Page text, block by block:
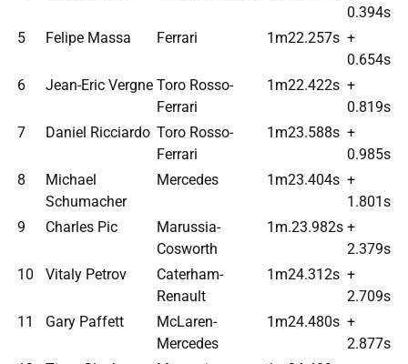
0.394s
5
Felipe Massa Ferrari 1m22.257s +
0.654s
6
Jean-Eric Vergne Toro Rosso-
Ferrari
1m22.422s +
0.819s
7
Daniel Ricciardo Toro Rosso-
Ferrari
1m23.588s +
0.985s
8
Michael
Schumacher
Mercedes 1m23.404s +
1.801s
9
Charles Pic
Marussia-
Cosworth
1m.23.982s +
2.379s
10
Vitaly Petrov
Caterham-
Renault
1m24.312s +
2.709s
11
Gary Paffett
McLaren-
Mercedes
1m24.480s +
2.877s